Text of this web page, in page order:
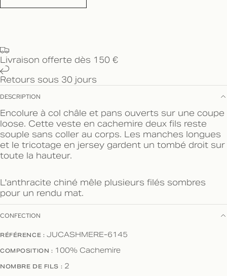
Livraison offerte dès 150 €
Retours sous 30 jours
DESCRIPTION
Encolure à col châle et pans ouverts sur une coupe
loose. Cette veste en cachemire deux fils reste
souple sans coller au corps. Les manches longues
et le tricotage en jersey gardent un tombé droit sur
toute la hauteur.
L'anthracite chiné mêle plusieurs filés sombres
pour un rendu mat.
CONFECTION
RÉFÉRENCE : JUCASHMERE-6145
COMPOSITION : 100% Cachemire
NOMBRE DE FILS : 2